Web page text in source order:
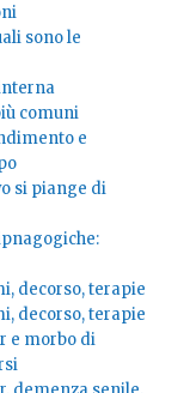
sono le
comuni
e
si piange di
decorso, terapie
decorso, terapie
e morbo di